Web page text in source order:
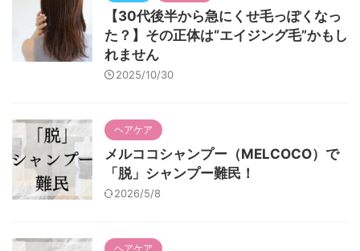
【30代後半から急にくせ毛っぽくなっ
た？】その正体は“エイジング毛”かもし
れません
2025/10/30
ヘアケア
メルココシャンプー（MELCOCO）で
「脱」シャンプー難民！
2026/5/8
ヘアケア